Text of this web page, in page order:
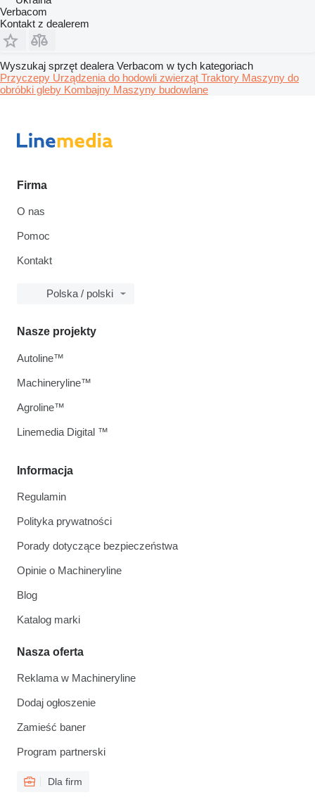
Verbacom
Kontakt z dealerem
Wyszukaj sprzęt dealera Verbacom w tych kategoriach
Przyczepy Urządzenia do hodowli zwierząt Traktory Maszyny do
obróbki gleby Kombajny Maszyny budowlane
Firma
O nas
Pomoc
Kontakt
Polska / polski
Informacja
Regulamin
Polityka prywatności
Porady dotyczące bezpieczeństwa
Opinie o Machineryline
Blog
Katalog marki
Nasza oferta
Reklama w Machineryline
Dodaj ogłoszenie
Zamieść baner
Program partnerski
Dla firm
Nasze projekty
Autoline™
Machineryline™
Agroline™
Linemedia Digital ™